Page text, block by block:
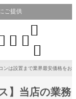
ご提供
 


ンは設置まで業界最安価格をお
】当店の業務